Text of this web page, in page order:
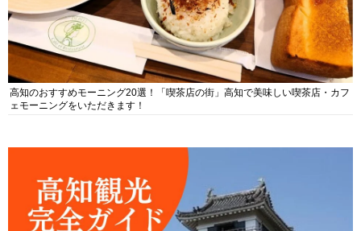
高知のおすすめモーニング20選！「喫茶店の街」高知で美味しい喫茶店・カフ
ェモーニングをいただきます！